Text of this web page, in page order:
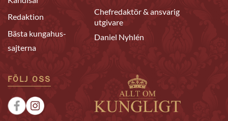
Redaktion
Bästa kungahus-
sajterna
Chefredaktör & ansvarig
utgivare
Daniel Nyhlén
FÖLJ OSS